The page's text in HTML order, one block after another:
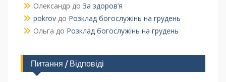
Олександр до За здоров’я
pokrovдо Розклад богослужінь на грудень
Ольга до Розклад богослужінь на грудень
Питання / Відповіді